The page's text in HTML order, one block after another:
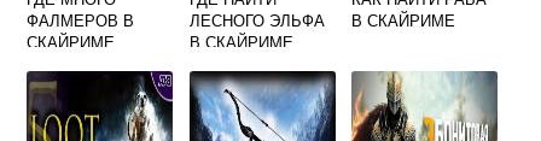
ФАЛМЕРОВ В
СКАЙРИМЕ
ЛЕСНОГО ЭЛЬФА
В СКАЙРИМЕ
В СКАЙРИМЕ